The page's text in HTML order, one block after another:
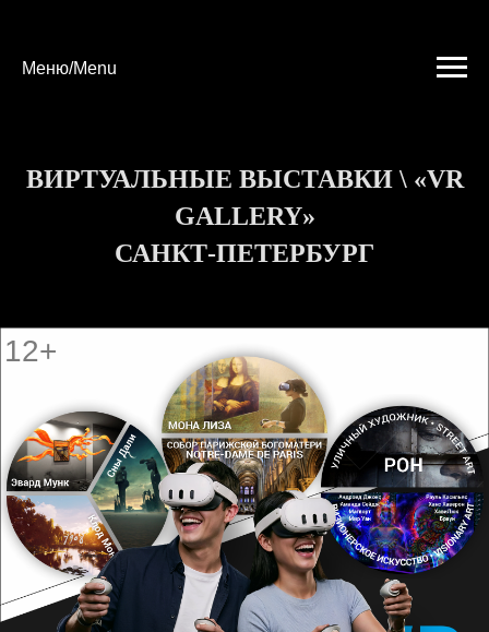
Меню/Menu
ВИРТУАЛЬНЫЕ ВЫСТАВКИ \ «VR
GALLERY»
САНКТ-ПЕТЕРБУРГ